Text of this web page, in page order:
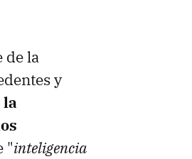
de la
y
la
"inteligencia